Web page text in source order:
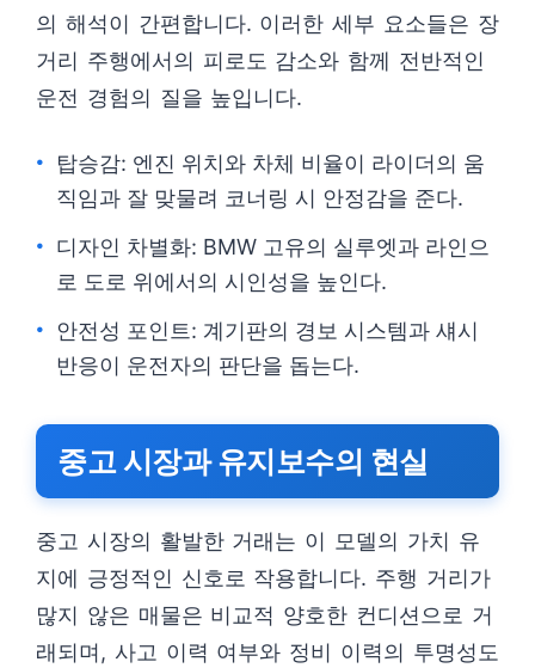
의 해석이 간편합니다. 이러한 세부 요소들은 장
거리 주행에서의 피로도 감소와 함께 전반적인
운전 경험의 질을 높입니다.
탑승감: 엔진 위치와 차체 비율이 라이더의 움
직임과 잘 맞물려 코너링 시 안정감을 준다.
디자인 차별화: BMW 고유의 실루엣과 라인으
로 도로 위에서의 시인성을 높인다.
안전성 포인트: 계기판의 경보 시스템과 섀시
반응이 운전자의 판단을 돕는다.
중고 시장과 유지보수의 현실
중고 시장의 활발한 거래는 이 모델의 가치 유
지에 긍정적인 신호로 작용합니다. 주행 거리가
많지 않은 매물은 비교적 양호한 컨디션으로 거
래되며, 사고 이력 여부와 정비 이력의 투명성도